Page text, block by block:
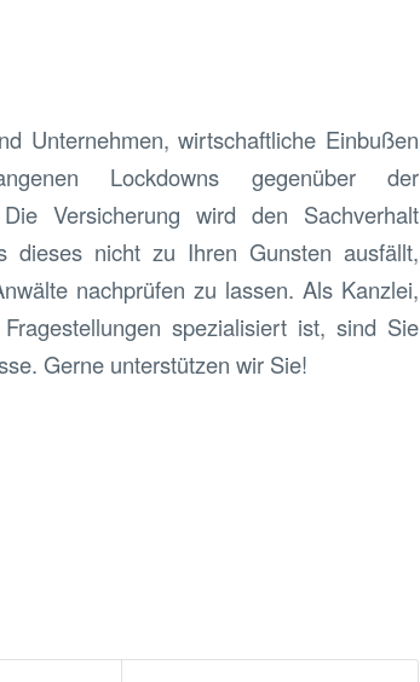
Unternehmen, wirtschaftliche Einbußen
Lockdowns gegenüber der
Die Versicherung wird den Sachverhalt
dieses nicht zu Ihren Gunsten ausfällt,
nachprüfen zu lassen. Als Kanzlei,
spezialisiert ist, sind Sie
Gerne unterstützen wir Sie!